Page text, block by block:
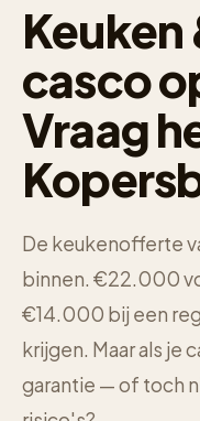
Keuken
casco
Vraag
De keukenofferte
binnen. €22.000
€14.000 bij een
krijgen. Maar als je
garantie — of toch